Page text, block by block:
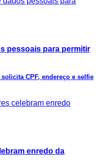
pessoais para permitir
CPF, endereço e selfie
enredo da